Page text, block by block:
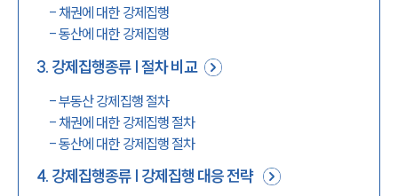
- 채권에 대한 강제집행
-동산에 대한 강제집행
3. 강제집행종류 | 절차 비교
-부동산 강제집행 절차
- 채권에 대한 강제집행 절차
-동산에 대한 강제집행 절차
4. 강제집행종류 | 강제집행 대응 전략